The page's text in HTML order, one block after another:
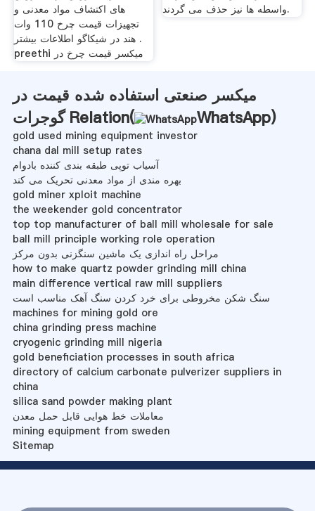
های اکتشاف مواد معدنی و
تجهیزات قیمت چرخ 110 وات
هند در شیکاگو اطلاعات بیشتر .
preethi میکسر قیمت چرخ در
واسطه ها نیز حذف می گردند.
میکسر صنعتی استفاده شده قیمت در
گوجرات Relation(
WhatsApp)
gold used mining equipment investor
chana dal mill setup rates
آسیاب توپی طبقه بندی کننده بادوام
بهره مندی از مواد معدنی تحریک می کند
gold miner xploit machine
the weekender gold concentrator
top top manufacturer of ball mill wholesale for sale
ball mill principle working role operation
مراحل راه اندازی یک ماشین سنگزنی بدون مرکز
how to make quartz powder grinding mill china
main difference vertical raw mill suppliers
سنگ شکن مخروطی برای خرد کردن سنگ آهک مناسب است
machines for mining gold ore
china grinding press machine
cryogenic grinding mill nigeria
gold beneficiation processes in south africa
directory of calcium carbonate pulverizer suppliers in
china
silica sand powder making plant
معاملات خط هوایی قابل حمل معدن
mining equipment from sweden
Sitemap